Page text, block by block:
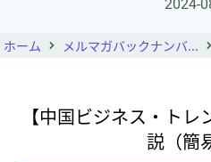
2024-
ホーム メルマガバックナンバ...
【中国ビジネス・ト
説（簡